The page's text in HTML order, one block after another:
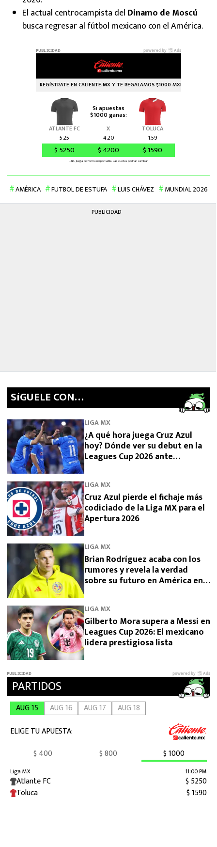
El actual centrocampista del Dinamo de Moscú
busca regresar al fútbol mexicano con el América.
AMÉRICA FUTBOL DE ESTUFA LUIS CHÁVEZ MUNDIAL 2026
PUBLICIDAD
SíGUELE CON…
LIGA MX
¿A qué hora juega Cruz Azul
hoy? Dónde ver su debut en la
Leagues Cup 2026 ante
LIGA MX
Cruz Azul pierde el fichaje más
codiciado de la Liga MX para el
Apertura 2026
LIGA MX
Brian Rodríguez acaba con los
rumores y revela la verdad
sobre su futuro en América en
LIGA MX
Gilberto Mora supera a Messi en
Leagues Cup 2026: El mexicano
lidera prestigiosa lista